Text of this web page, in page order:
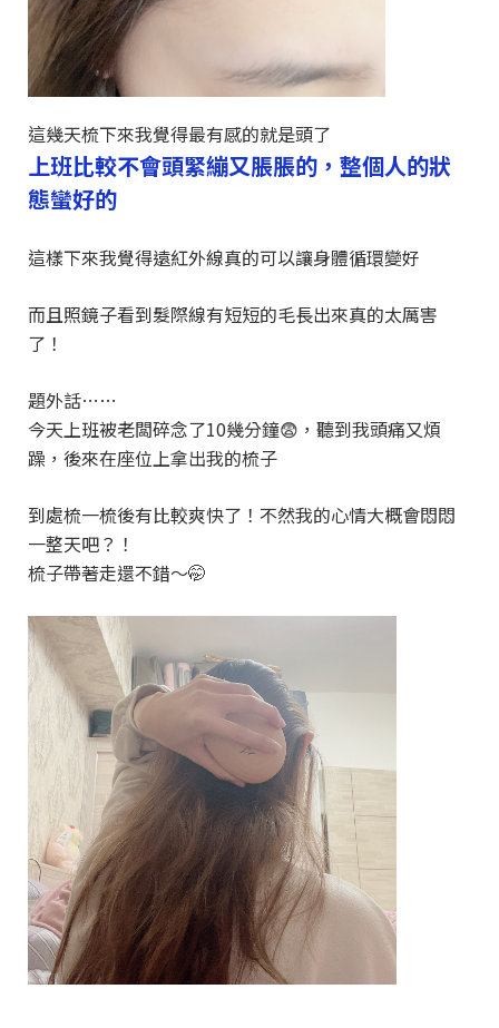
這幾天梳下來我覺得最有感的就是頭了
上班比較不會頭緊繃又脹脹的，整個人的狀
態蠻好的
這樣下來我覺得遠紅外線真的可以讓身體循環變好
而且照鏡子看到髮際線有短短的毛長出來真的太厲害
了！
題外話……
今天上班被老闆碎念了10幾分鐘😨，聽到我頭痛又煩
躁，後來在座位上拿出我的梳子
到處梳一梳後有比較爽快了！不然我的心情大概會悶悶
一整天吧？！
梳子帶著走還不錯～🤭